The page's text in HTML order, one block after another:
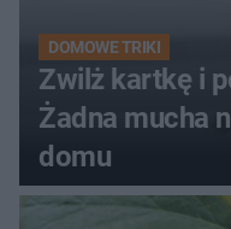
DOMOWE TRIKI
Zwilż kartkę i
Żadna mucha
domu